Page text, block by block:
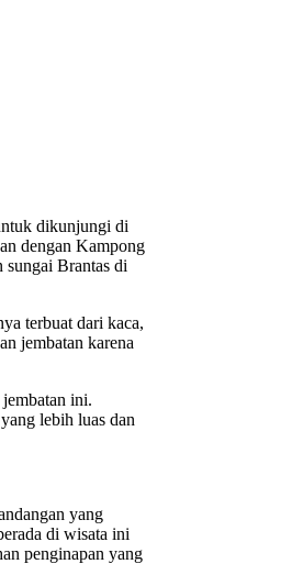
dikunjungi di
dengan Kampong
sungai Brantas di
terbuat dari kaca,
jembatan karena
ini.
lebih luas dan
yang
di wisata ini
penginapan yang